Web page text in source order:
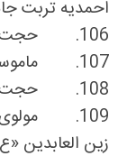
احمدیه تربت
106.
حجت
107.
108.
حجت
109.
زین العابدین